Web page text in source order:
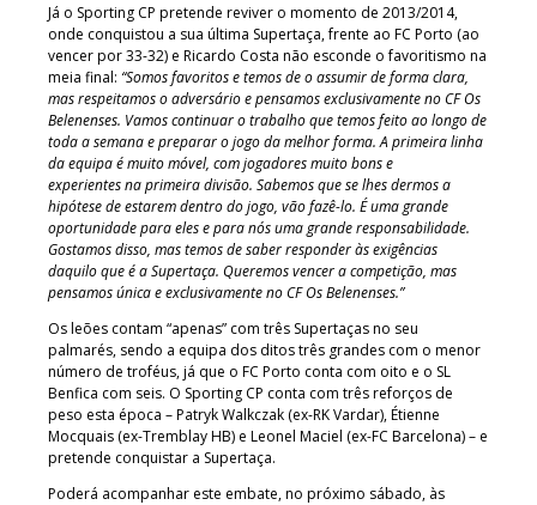
Já o Sporting CP pretende reviver o momento de 2013/2014,
onde conquistou a sua última Supertaça, frente ao FC Porto (ao
vencer por 33-32) e Ricardo Costa não esconde o favoritismo na
meia final: “Somos favoritos e temos de o assumir de forma clara,
mas respeitamos o adversário e pensamos exclusivamente no CF Os
Belenenses. Vamos continuar o trabalho que temos feito ao longo de
toda a semana e preparar o jogo da melhor forma. A primeira linha
da equipa é muito móvel, com jogadores muito bons e
experientes na primeira divisão. Sabemos que se lhes dermos a
hipótese de estarem dentro do jogo, vão fazê-lo. É uma grande
oportunidade para eles e para nós uma grande responsabilidade.
Gostamos disso, mas temos de saber responder às exigências
daquilo que é a Supertaça. Queremos vencer a competição, mas
pensamos única e exclusivamente no CF Os Belenenses.”
Os leões contam “apenas” com três Supertaças no seu
palmarés, sendo a equipa dos ditos três grandes com o menor
número de troféus, já que o FC Porto conta com oito e o SL
Benfica com seis. O Sporting CP conta com três reforços de
peso esta época – Patryk Walkczak (ex-RK Vardar), Étienne
Mocquais (ex-Tremblay HB) e Leonel Maciel (ex-FC Barcelona) – e
pretende conquistar a Supertaça.
Poderá acompanhar este embate, no próximo sábado, às